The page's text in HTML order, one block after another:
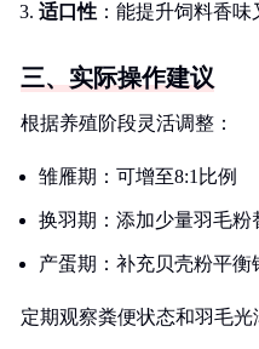
适口性 ：能提升饲料香
三、实际操作建议
根据养殖阶段灵活调整：
雏雁期：可增至8:1比例
换羽期：添加少量羽毛粉
产蛋期：补充贝壳粉平衡
定期观察粪便状态和羽毛光